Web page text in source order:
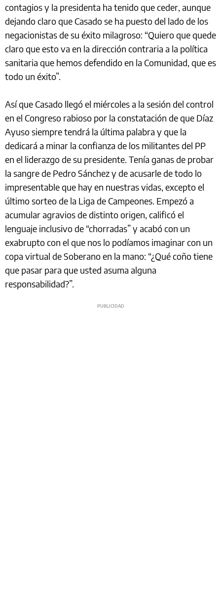
contagios y la presidenta ha tenido que ceder, aunque
dejando claro que Casado se ha puesto del lado de los
negacionistas de su éxito milagroso: “Quiero que quede
claro que esto va en la dirección contraria a la política
sanitaria que hemos defendido en la Comunidad, que es
todo un éxito”.
Así que Casado llegó el miércoles a la sesión del control
en el Congreso rabioso por la constatación de que Díaz
Ayuso siempre tendrá la última palabra y que la
dedicará a minar la confianza de los militantes del PP
en el liderazgo de su presidente. Tenía ganas de probar
la sangre de Pedro Sánchez y de acusarle de todo lo
impresentable que hay en nuestras vidas, excepto el
último sorteo de la Liga de Campeones. Empezó a
acumular agravios de distinto origen, calificó el
lenguaje inclusivo de “chorradas” y acabó con un
exabrupto con el que nos lo podíamos imaginar con un
copa virtual de Soberano en la mano: “¿Qué coño tiene
que pasar para que usted asuma alguna
responsabilidad?”.